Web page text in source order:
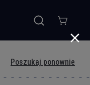
Poszukaj ponownie